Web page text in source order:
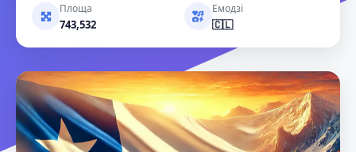
Площа
743,532
Емодзі
🇨🇱